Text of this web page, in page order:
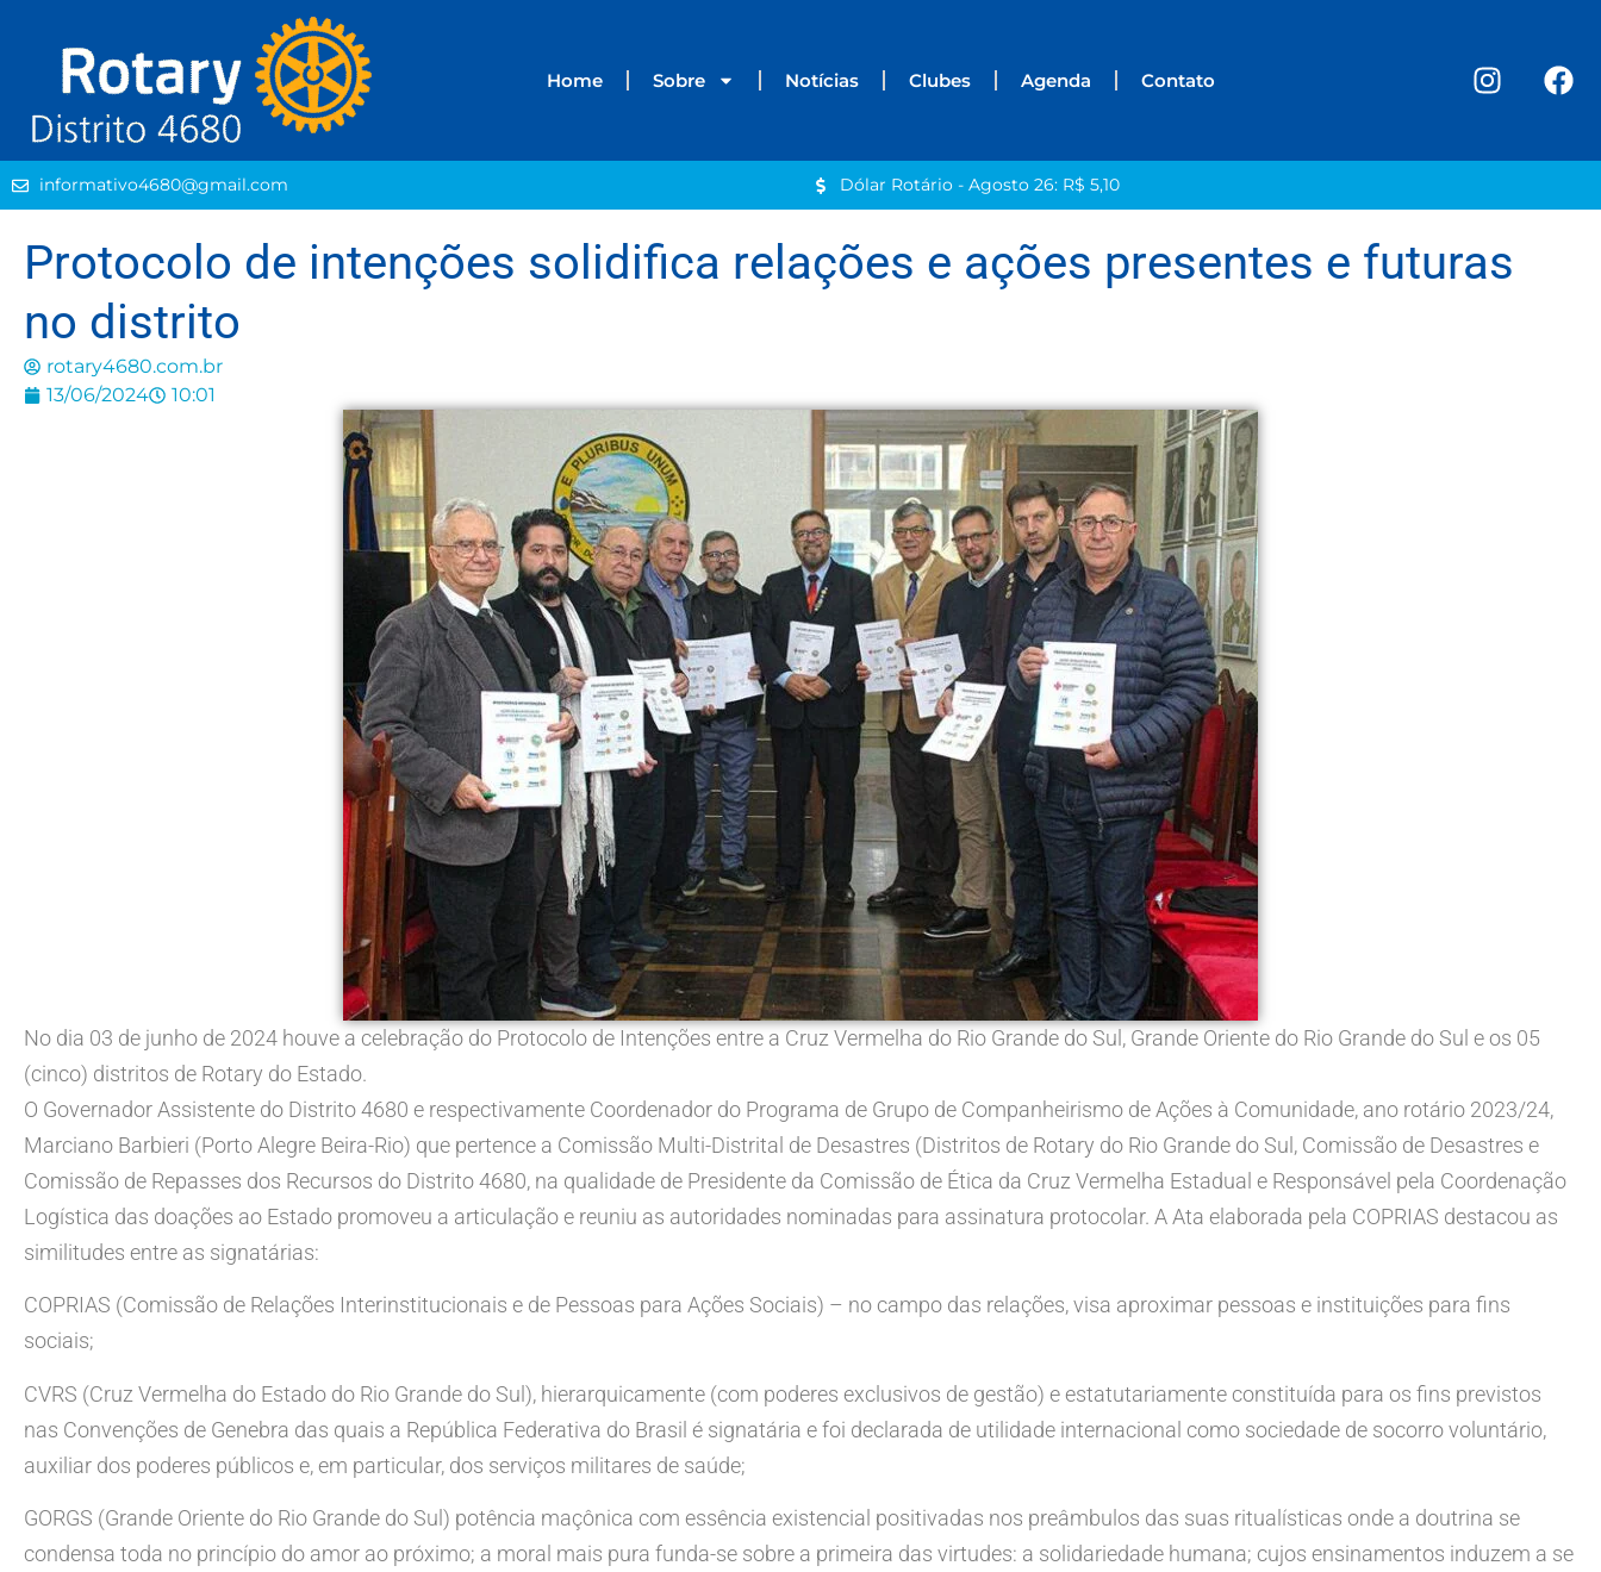
Home Sobre Notícias Clubes Agenda Contato
informativo4680@gmail.com Dólar Rotário - Agosto 26: R$ 5,10
Protocolo de intenções solidifica relações e ações presentes e futuras
no distrito
rotary4680.com.br
13/06/2024
10:01
No dia 03 de junho de 2024 houve a celebração do Protocolo de Intenções entre a Cruz Vermelha do Rio Grande do Sul, Grande Oriente do Rio Grande do Sul e os 05
(cinco) distritos de Rotary do Estado.
O Governador Assistente do Distrito 4680 e respectivamente Coordenador do Programa de Grupo de Companheirismo de Ações à Comunidade, ano rotário 2023/24,
Marciano Barbieri (Porto Alegre Beira-Rio) que pertence a Comissão Multi-Distrital de Desastres (Distritos de Rotary do Rio Grande do Sul, Comissão de Desastres e
Comissão de Repasses dos Recursos do Distrito 4680, na qualidade de Presidente da Comissão de Ética da Cruz Vermelha Estadual e Responsável pela Coordenação
Logística das doações ao Estado promoveu a articulação e reuniu as autoridades nominadas para assinatura protocolar. A Ata elaborada pela COPRIAS destacou as
similitudes entre as signatárias:
COPRIAS (Comissão de Relações Interinstitucionais e de Pessoas para Ações Sociais) – no campo das relações, visa aproximar pessoas e instituições para fins
sociais;
CVRS (Cruz Vermelha do Estado do Rio Grande do Sul), hierarquicamente (com poderes exclusivos de gestão) e estatutariamente constituída para os fins previstos
nas Convenções de Genebra das quais a República Federativa do Brasil é signatária e foi declarada de utilidade internacional como sociedade de socorro voluntário,
auxiliar dos poderes públicos e, em particular, dos serviços militares de saúde;
GORGS (Grande Oriente do Rio Grande do Sul) potência maçônica com essência existencial positivadas nos preâmbulos das suas ritualísticas onde a doutrina se
condensa toda no princípio do amor ao próximo; a moral mais pura funda-se sobre a primeira das virtudes: a solidariedade humana; cujos ensinamentos induzem a se